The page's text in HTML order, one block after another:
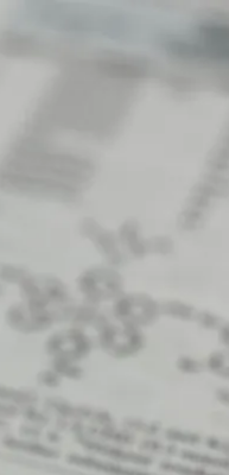
(日本語) David Sarlah研留学
体験記 part 1